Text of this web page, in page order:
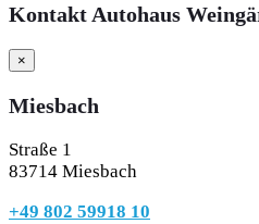
Kontakt Autohaus
×
Miesbach
Straße 1
83714 Miesbach
+49 802 59918 10